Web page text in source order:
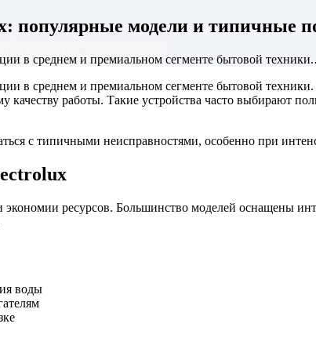
популярные модели и типичные
в среднем и премиальном сегменте бытовой
в среднем и премиальном сегменте бытовой
работы. Такие устройства часто выбирают
с типичными неисправностями, особенно при
экономии ресурсов. Большинство моделей оснащены
воды